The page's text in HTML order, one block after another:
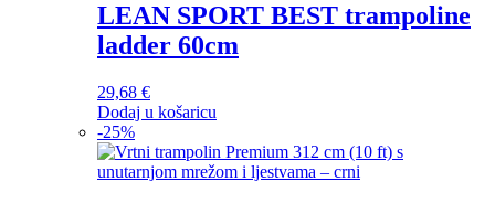
LEAN SPORT BEST trampoline
ladder 60cm
29,68 €
Dodaj u košaricu
-25%